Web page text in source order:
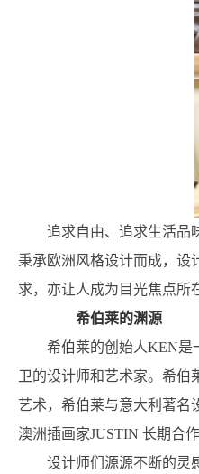
追求自由、追求生活品
秉承欧洲风格设计而成，设
求，亦让人成为目光焦点所
希伯莱的渊源
希伯莱的创始人KEN是
卫的设计师和艺术家。希伯
艺术，希伯莱与意大利著名
澳洲插画家JUSTIN 长期合作
设计师们源源不断的灵